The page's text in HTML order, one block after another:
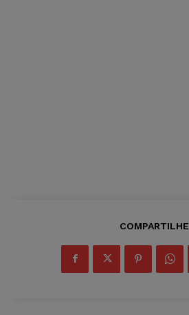
COMPARTILHE